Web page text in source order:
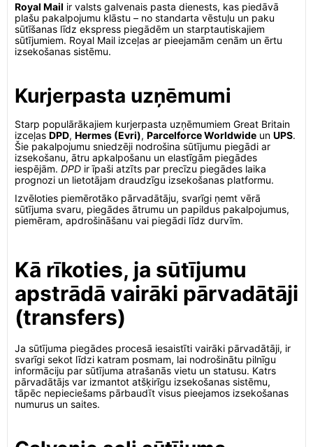
Royal Mail ir valsts galvenais pasta dienests, kas piedāvā
plašu pakalpojumu klāstu – no standarta vēstuļu un paku
sūtīšanas līdz ekspress piegādēm un starptautiskajiem
sūtījumiem. Royal Mail izceļas ar pieejamām cenām un ērtu
izsekošanas sistēmu.
Kurjerpasta uzņēmumi
Starp populārākajiem kurjerpasta uzņēmumiem Great Britain
izceļas DPD, Hermes (Evri), Parcelforce Worldwide un UPS.
Šie pakalpojumu sniedzēji nodrošina sūtījumu piegādi ar
izsekošanu, ātru apkalpošanu un elastīgām piegādes
iespējām. DPD ir īpaši atzīts par precīzu piegādes laika
prognozi un lietotājam draudzīgu izsekošanas platformu.
Izvēloties piemērotāko pārvadātāju, svarīgi ņemt vērā
sūtījuma svaru, piegādes ātrumu un papildus pakalpojumus,
piemēram, apdrošināšanu vai piegādi līdz durvīm.
Kā rīkoties, ja sūtījumu
apstrādā vairāki pārvadātāji
(transfers)
Ja sūtījuma piegādes procesā iesaistīti vairāki pārvadātāji, ir
svarīgi sekot līdzi katram posmam, lai nodrošinātu pilnīgu
informāciju par sūtījuma atrašanās vietu un statusu. Katrs
pārvadātājs var izmantot atšķirīgu izsekošanas sistēmu,
tāpēc nepieciešams pārbaudīt visus pieejamos izsekošanas
numurus un saites.